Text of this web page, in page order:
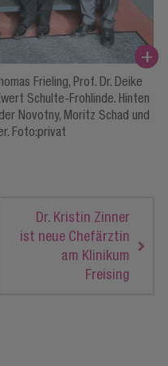
Frieling, Prof. Dr. Deike
Schulte-Frohlinde. Hinten
Novotny, Moritz Schad und
Foto:privat
Dr. Kristin Zinner
ist neue Chefärztin
am Klinikum
Freising